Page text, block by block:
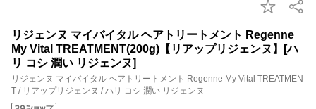
リジェンヌ マイバイタル ヘアトリートメント Regenne
My Vital TREATMENT(200g)【リアップリジェンヌ】[ハ
リ コシ 潤い リジェンヌ]
リジェンヌ マイバイタル ヘアトリートメント Regenne My Vital TREATMEN
T / リアップリジェンヌ / ハリ コシ 潤い リジェンヌ